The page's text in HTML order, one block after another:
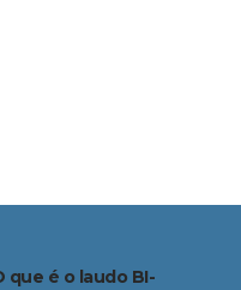
que é o laudo BI-